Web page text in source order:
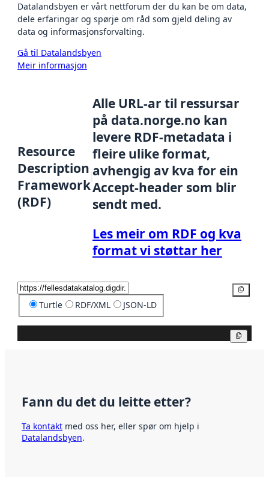
Datalandsbyen er vårt nettforum der du kan be om data,
dele erfaringar og spørje om råd som gjeld deling av
data og informasjonsforvalting.
Gå til Datalandsbyen
Meir informasjon
Resource
Description
Framework
(RDF)
Alle URL-ar til ressursar
på data.norge.no kan
levere RDF-metadata i
fleire ulike format,
avhengig av kva for ein
Accept-header som blir
sendt med.
Les meir om RDF og kva
format vi støttar her
Turtle RDF/XML JSON-LD
Fann du det du leitte etter?
Ta kontakt med oss her, eller spør om hjelp i
Datalandsbyen.